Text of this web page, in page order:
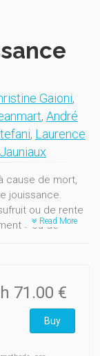
Gaioni,
, André
, Laurence
cause de mort,
jouissance.
ou de rente
» ou de
risques de
doit, aussi, tenir
et de
Read More
71.00 €
Buy